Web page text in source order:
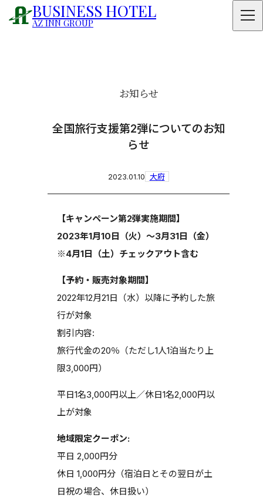
BUSINESS HOTEL
AZ INN GROUP
お知らせ
全国旅行支援第2弾についてのお知
らせ
2023.01.10 大府
【キャンペーン第2弾実施期間】
2023年1月10日（火）～3月31日（金）
※4月1日（土）チェックアウト含む
【予約・販売対象期間】
2022年12月21日（水）以降に予約した旅
行が対象
割引内容:
旅行代金の20％（ただし1人1泊当たり上
限3,000円）
平日1名3,000円以上／休日1名2,000円以
上が対象
地域限定クーポン:
平日 2,000円分
休日 1,000円分（宿泊日とその翌日が土
日祝の場合、休日扱い）